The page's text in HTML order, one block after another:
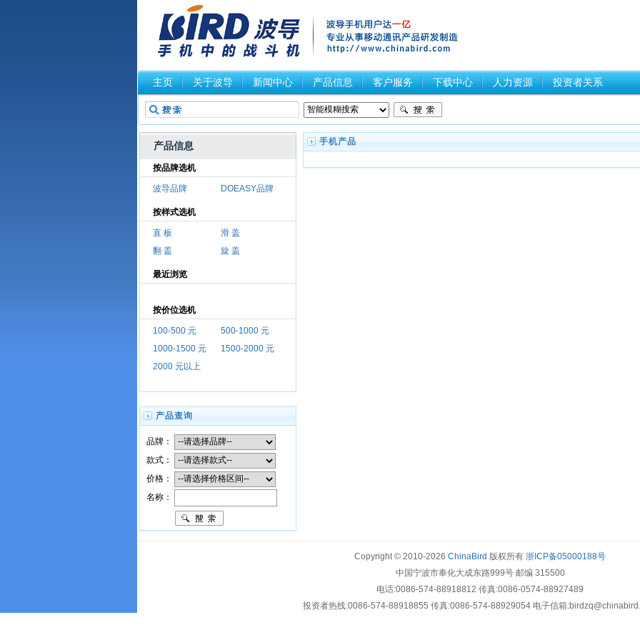
主页 关于波导 新闻中心 产品信息 客户服务 下载中心 人力资源 投资者关系
产品信息
按品牌选机
波导品牌 DOEASY品牌
按样式选机
直 板
滑 盖
翻 盖
旋 盖
最近浏览
按价位选机
100-500 元
500-1000 元
1000-1500 元
1500-2000 元
2000 元以上
产品查询
品牌：
款式：
价格：
名称：
手机产品
Copyright © 2010-2026 ChinaBird 版权所有 浙ICP备05000188号
中国宁波市奉化大成东路999号 邮编 315500
电话:0086-574-88918812 传真:0086-0574-88927489
投资者热线:0086-574-88918855 传真:0086-574-88929054 电子信箱